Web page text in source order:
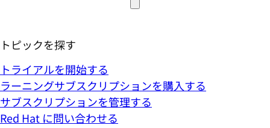
トピックを探す
トライアルを開始する
ラーニングサブスクリプションを購入する
サブスクリプションを管理する
Red Hat に問い合わせる